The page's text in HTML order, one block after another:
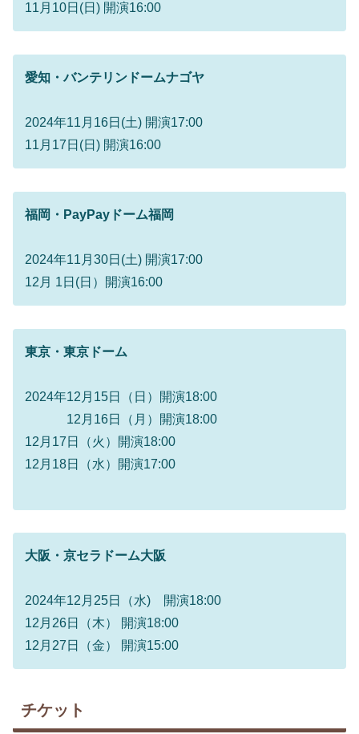
11月10日(日) 開演16:00
愛知・バンテリンドームナゴヤ
2024年11月16日(土) 開演17:00
11月17日(日) 開演16:00
福岡・PayPayドーム福岡
2024年11月30日(土) 開演17:00
12月 1日(日）開演16:00
東京・東京ドーム
2024年12月15日（日）開演18:00
12月16日（月）開演18:00
12月17日（火）開演18:00
12月18日（水）開演17:00
大阪・京セラドーム大阪
2024年12月25日（水) 開演18:00
12月26日（木） 開演18:00
12月27日（金） 開演15:00
チケット